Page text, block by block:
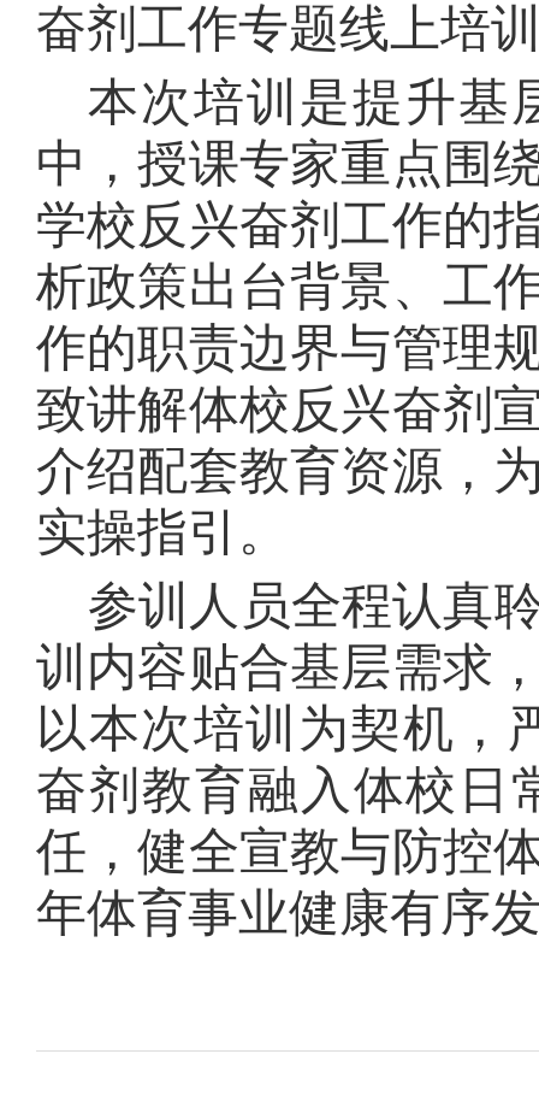
奋剂工作专题线上培
本次培训是提升基
中，授课专家重点围
学校反兴奋剂工作的
析政策出台背景、工
作的职责边界与管理
致讲解体校反兴奋剂
介绍配套教育资源，
实操指引。
参训人员全程认真
训内容贴合基层需求
以本次培训为契机，
奋剂教育融入体校日
任，健全宣教与防控
年体育事业健康有序